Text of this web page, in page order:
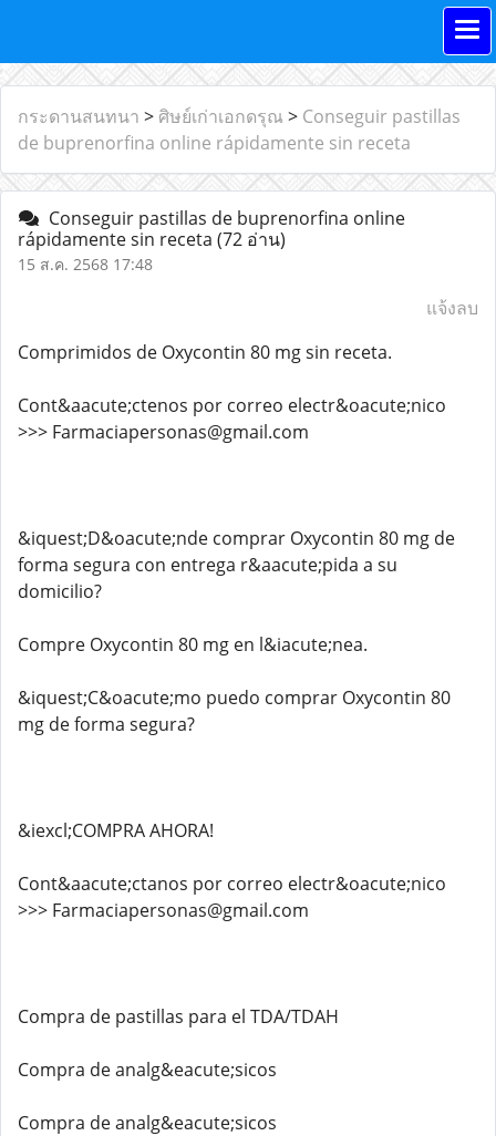
กระดานสนทนา > ศิษย์เก่าเอกดรุณ > Conseguir pastillas
de buprenorfina online rápidamente sin receta
Conseguir pastillas de buprenorfina online
rápidamente sin receta (72 อ่าน)
15 ส.ค. 2568 17:48
แจ้งลบ
Comprimidos de Oxycontin 80 mg sin receta.
Cont&aacute;ctenos por correo electr&oacute;nico
>>> Farmaciapersonas@gmail.com
&iquest;D&oacute;nde comprar Oxycontin 80 mg de
forma segura con entrega r&aacute;pida a su
domicilio?
Compre Oxycontin 80 mg en l&iacute;nea.
&iquest;C&oacute;mo puedo comprar Oxycontin 80
mg de forma segura?
&iexcl;COMPRA AHORA!
Cont&aacute;ctanos por correo electr&oacute;nico
>>> Farmaciapersonas@gmail.com
Compra de pastillas para el TDA/TDAH
Compra de analg&eacute;sicos
Compra de analg&eacute;sicos